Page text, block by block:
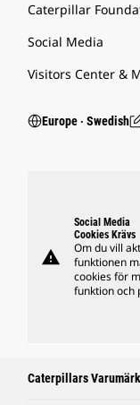
Caterpillar
Social Media
Visitors Center &
Europe ‧ Swedish
warning
Social Media
Cookies Krävs
Om du vill
funktionen
cookies för
funktion och
Caterpillars